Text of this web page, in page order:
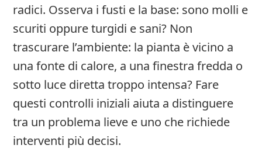
radici. Osserva i fusti e la base: sono molli e
scuriti oppure turgidi e sani? Non
trascurare l’ambiente: la pianta è vicino a
una fonte di calore, a una finestra fredda o
sotto luce diretta troppo intensa? Fare
questi controlli iniziali aiuta a distinguere
tra un problema lieve e uno che richiede
interventi più decisi.